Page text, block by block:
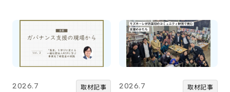
2026.7 取材記事 2026.7 取材記事